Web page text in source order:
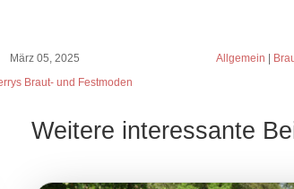
März 05, 2025
Braut- und Festmoden
Allgemein |
Weitere interessante